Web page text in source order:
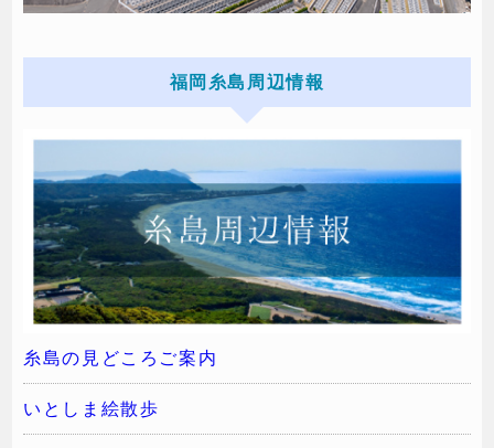
福岡糸島周辺情報
糸島の見どころご案内
いとしま絵散歩